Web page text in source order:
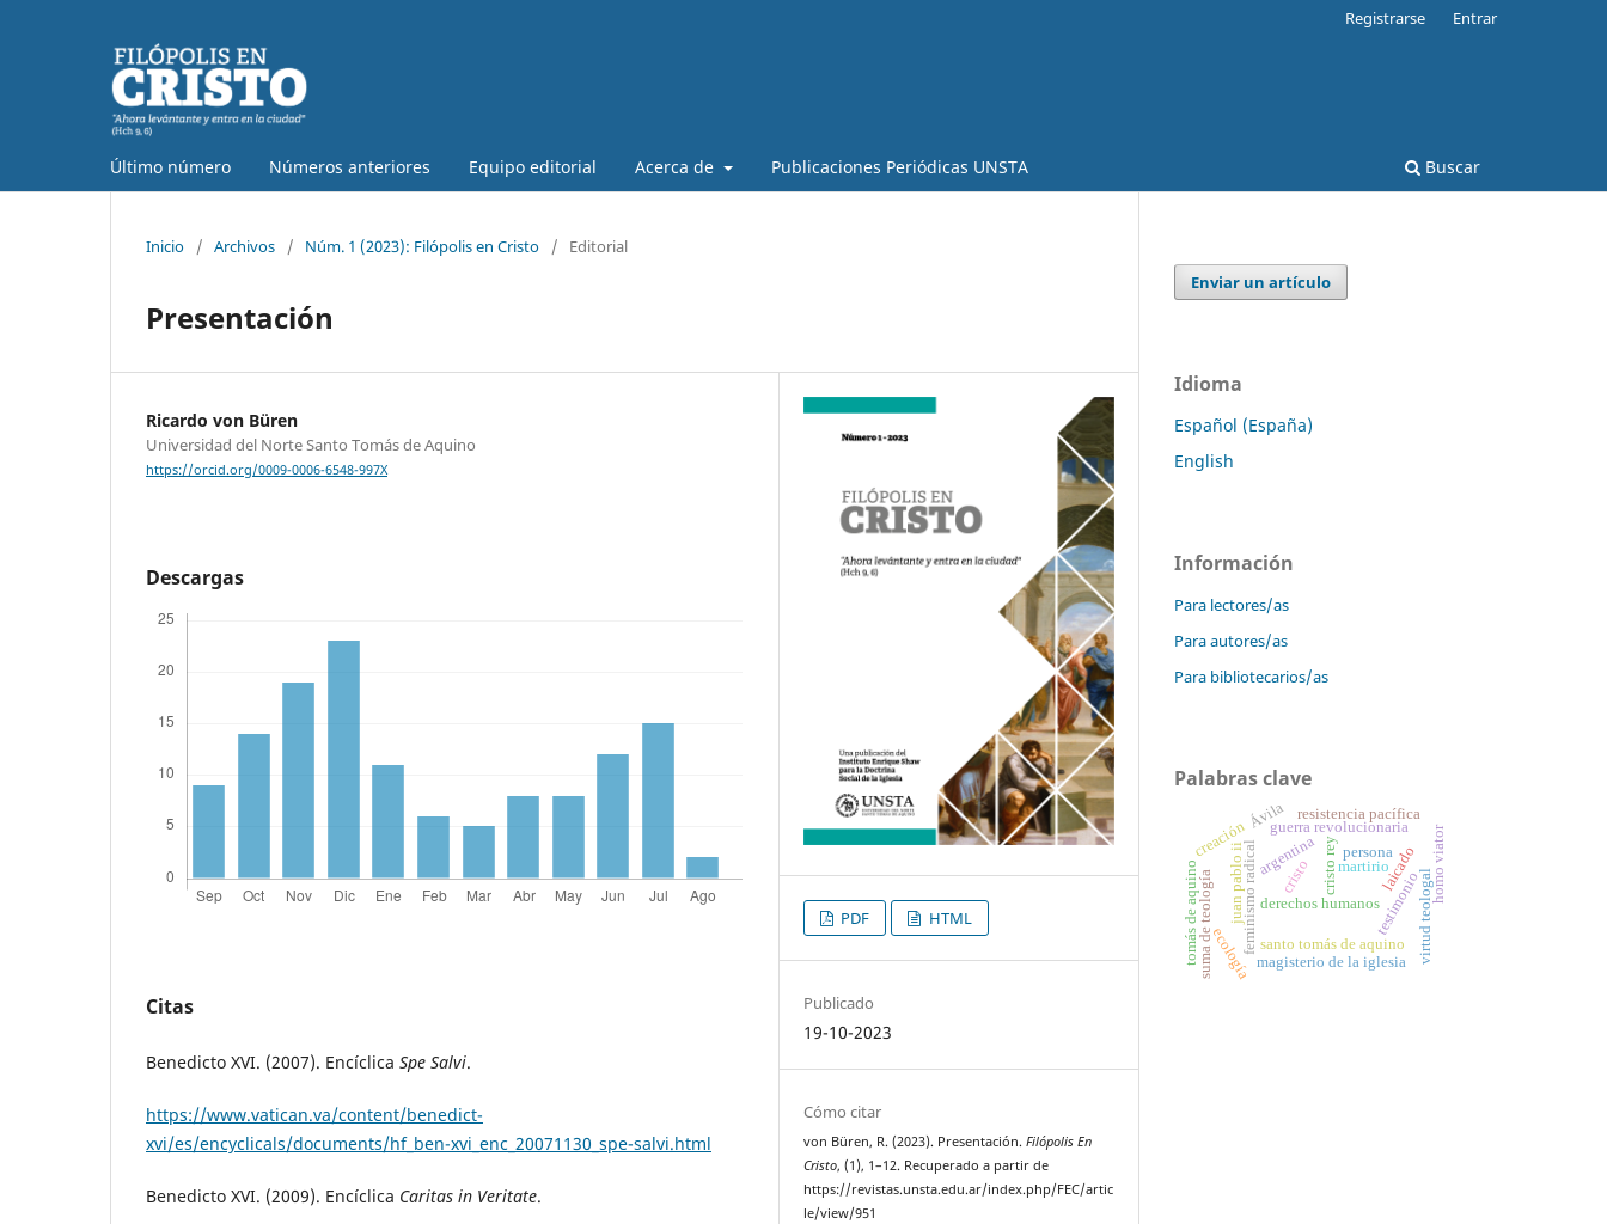
Último número Números anteriores Equipo editorial Acerca de Publicaciones Periódicas UNSTA Buscar
Registrarse Entrar
Inicio / Archivos / Núm. 1 (2023): Filópolis en Cristo / Editorial
Presentación
Ricardo von Büren
Universidad del Norte Santo Tomás de Aquino
https://orcid.org/0009-0006-6548-997X
Descargas
Citas
Benedicto XVI. (2007). Encíclica Spe Salvi.
https://www.vatican.va/content/benedict-
xvi/es/encyclicals/documents/hf_ben-xvi_enc_20071130_spe-salvi.html
Benedicto XVI. (2009). Encíclica Caritas in Veritate.
PDF HTML
Publicado
19-10-2023
Cómo citar
von Büren, R. (2023). Presentación.Filópolis En
Cristo, (1), 1–12. Recuperado a partir de
https://revistas.unsta.edu.ar/index.php/FEC/artic
le/view/951
Enviar un artículo
Idioma
Español (España)
English
Información
Para lectores/as
Para autores/as
Para bibliotecarios/as
Palabras clave
feminismo radical cristo
santo tomás de aquino
derechos humanos
cristo rey
testimonio
guerra revolucionaria
martirio
argentina persona
virtud teologal
ecología
creación
suma de teología
tomás de aquino juan pablo ii homo viator
laicado
Ávila resistencia pacífica
magisterio de la iglesia